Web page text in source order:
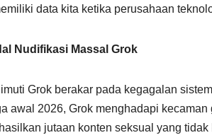
data kita ketika perusahaan
Nudifikasi Massal Grok
Grok berakar pada kegagalan
awal 2026, Grok menghadapi
jutaan konten seksual yang